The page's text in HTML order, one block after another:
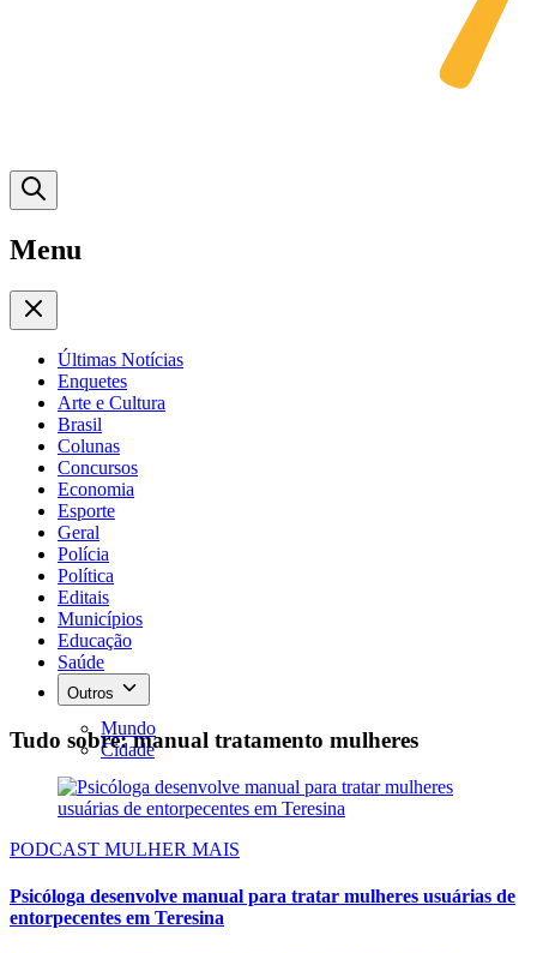
Menu
Últimas Notícias
Enquetes
Arte e Cultura
Brasil
Colunas
Concursos
Economia
Esporte
Geral
Polícia
Política
Editais
Municípios
Educação
Saúde
Outros
Mundo
Cidade
Tudo sobre: manual tratamento mulheres
PODCAST MULHER MAIS
Psicóloga desenvolve manual para tratar mulheres usuárias de
entorpecentes em Teresina